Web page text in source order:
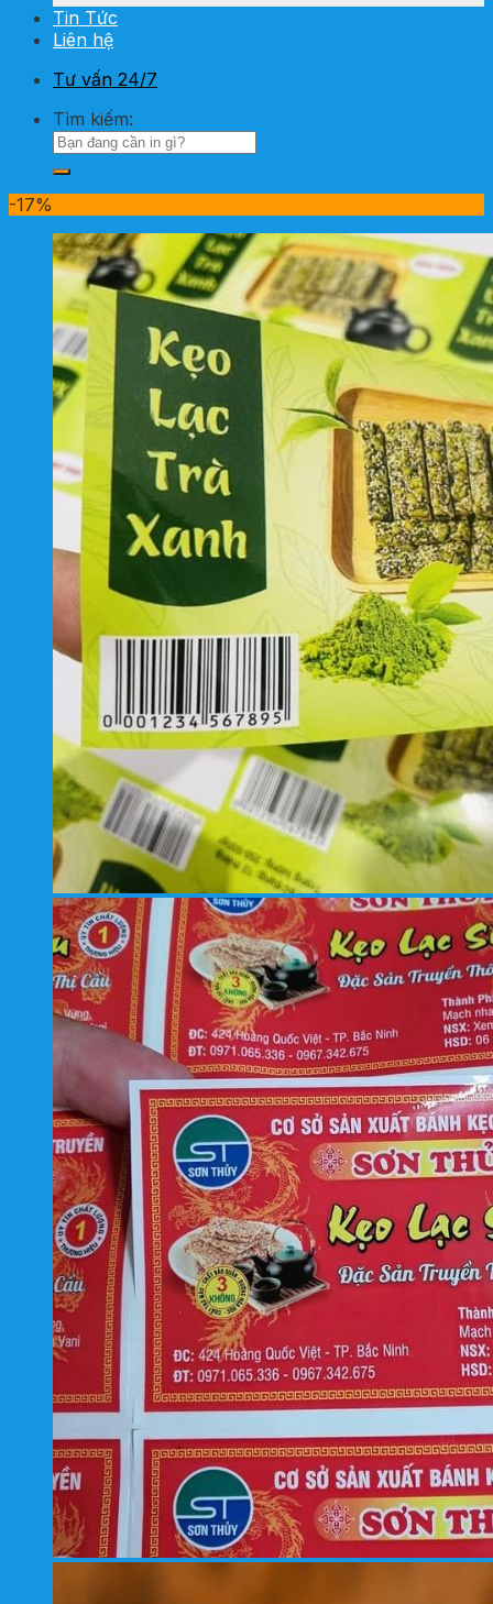
Tin Tức
Liên hệ
Tư vấn 24/7
Tìm kiếm:
-17%